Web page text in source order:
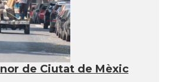
de España en México
i consolats
de Ciutat de Mèxic